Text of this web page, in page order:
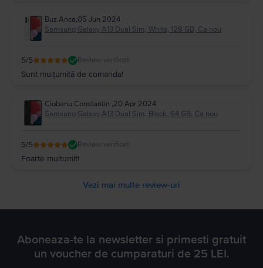
Buz Anca,05 Jun 2024
Samsung Galaxy A13 Dual Sim, White, 128 GB, Ca nou
5/5 Review verificat
Sunt mulțumită de comanda!
Ciobanu Constantin ,20 Apr 2024
Samsung Galaxy A13 Dual Sim, Black, 64 GB, Ca nou
5/5 Review verificat
Foarte multumit!
Vezi mai multe review-uri
Aboneaza-te la newsletter si primesti gratuit
un voucher de cumparaturi de 25 LEI.